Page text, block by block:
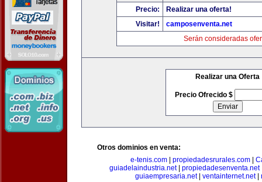
Precio:
Realizar una oferta!
Visitar!
camposenventa.net
Serán consideradas
Realizar una Oferta
Precio Ofrecido $
Otros dominios en venta:
e-tenis.com
propiedadesrurales.com
guiadelaindustria.net propiedadesenventa.net
guiaempresaria.net| ventainternet.net|